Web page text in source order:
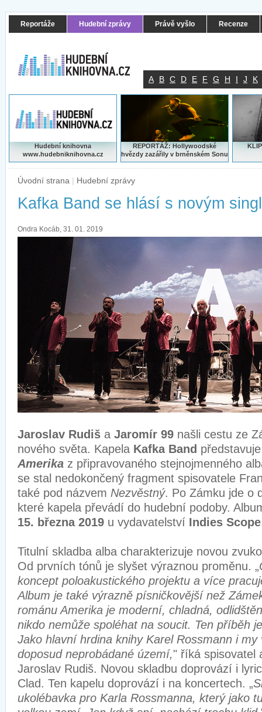
Reportáže Hudební zprávy Právě vyšlo Recenze
A B C D E F G H I J K
Hudební knihovna
www.hudebniknihovna.cz
REPORTÁŽ: Hollywoodské
hvězdy zazářily v brněnském Sonu
Úvodní strana | Hudební zprávy
Kafka Band se hlásí s novým
Ondra Kocáb, 31. 01. 2019
Jaroslav Rudiš a Jaromír 99 našli cestu ze
nového světa. Kapela Kafka Band
Amerika z připravovaného stejnojmenného
se stal nedokončený fragment spisovatele
také pod názvem Nezvěstný. Po Zámku jde o
které kapela převádí do hudební podoby.
15. března 2019 u vydavatelství Indies Scope
Titulní skladba alba charakterizuje novou
Od prvních tónů je slyšet výraznou proměnu. „
koncept poloakustického projektu a více
Album je také výrazně písničkovější než
románu Amerika je moderní, chladná,
nikdo nemůže spoléhat na soucit. Ten příběh
Jako hlavní hrdina knihy Karel Rossmann i
doposud neprobádané území," říká spisovatel
Jaroslav Rudiš. Novou skladbu doprovází i
Clad. Ten kapelu doprovází i na koncertech. „
ukolébavka pro Karla Rossmanna, který jako